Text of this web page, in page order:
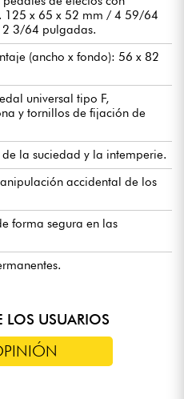
125 x 65 x 52 mm / 4 59/64
3/64 pulgadas.
(ancho x fondo): 56 x 82
universal tipo F,
y tornillos de fijación de
la suciedad y la intemperie.
accidental de los
forma segura en las
LOS USUARIOS